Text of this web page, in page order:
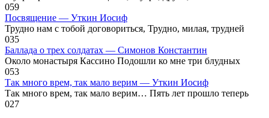
059
Посвящение — Уткин Иосиф
Трудно нам с тобой договориться, Трудно, милая, трудней
035
Баллада о трех солдатах — Симонов Константин
Около монастыря Кассино Подошли ко мне три блудных
053
Так много врем, так мало верим — Уткин Иосиф
Так много врем, так мало верим… Пять лет прошло теперь
027